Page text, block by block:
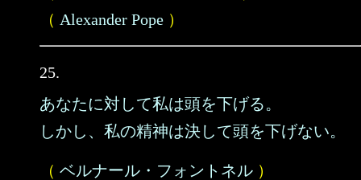
（ Alexander Pope ）
25.
あなたに対して私は頭を下げる。
しかし、私の精神は決して頭を下げない。
（ ベルナール・フォントネル ）